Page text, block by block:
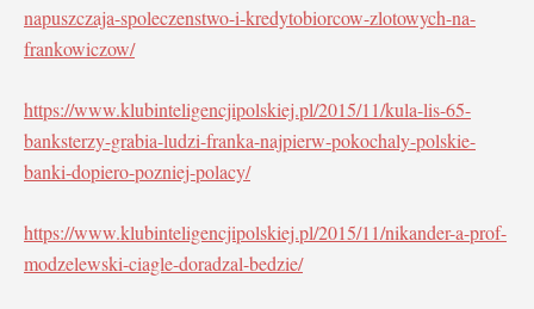
napuszczaja-spoleczenstwo-i-kredytobiorcow-zlotowych-na-
frankowiczow/
https://www.klubinteligencjipolskiej.pl/2015/11/kula-lis-65-
banksterzy-grabia-ludzi-franka-najpierw-pokochaly-polskie-
banki-dopiero-pozniej-polacy/
https://www.klubinteligencjipolskiej.pl/2015/11/nikander-a-prof-
modzelewski-ciagle-doradzal-bedzie/